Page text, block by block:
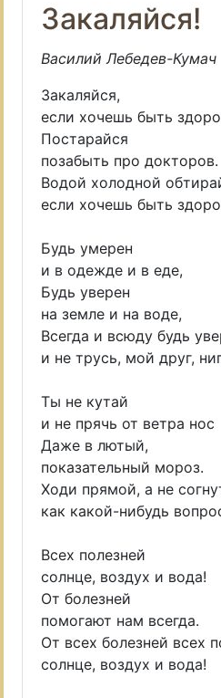
Закаляйся!
Василий Лебедев-Кумач
Закаляйся,
если хочешь быть
Постарайся
позабыть про докторов.
Водой холодной
если хочешь быть
Будь умерен
и в одежде и в еде,
Будь уверен
на земле и на воде,
Всегда и всюду будь
и не трусь, мой друг,
Ты не кутай
и не прячь от ветра нос
Даже в лютый,
показательный мороз.
Ходи прямой, а не
как какой-нибудь
Всех полезней
солнце, воздух и вода!
От болезней
помогают нам всегда.
От всех болезней всех
солнце, воздух и вода!